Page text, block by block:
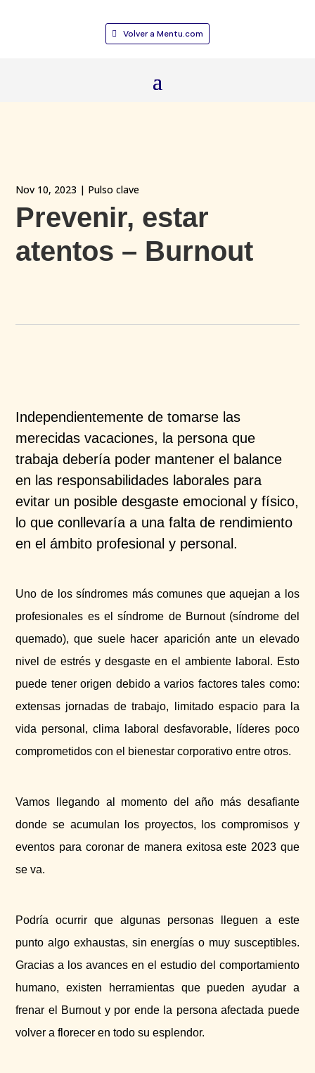
Volver a Mentu.com
Nov 10, 2023 | Pulso clave
Prevenir, estar
atentos – Burnout
Independientemente de tomarse las
merecidas vacaciones, la persona que
trabaja debería poder mantener el balance
en las responsabilidades laborales para
evitar un posible desgaste emocional y físico,
lo que conllevaría a una falta de rendimiento
en el ámbito profesional y personal.
Uno de los síndromes más comunes que aquejan a los
profesionales es el síndrome de Burnout (síndrome del
quemado), que suele hacer aparición ante un elevado
nivel de estrés y desgaste en el ambiente laboral. Esto
puede tener origen debido a varios factores tales como:
extensas jornadas de trabajo, limitado espacio para la
vida personal, clima laboral desfavorable, líderes poco
comprometidos con el bienestar corporativo entre otros.
Vamos llegando al momento del año más desafiante
donde se acumulan los proyectos, los compromisos y
eventos para coronar de manera exitosa este 2023 que
se va.
Podría ocurrir que algunas personas lleguen a este
punto algo exhaustas, sin energías o muy susceptibles.
Gracias a los avances en el estudio del comportamiento
humano, existen herramientas que pueden ayudar a
frenar el Burnout y por ende la persona afectada puede
volver a florecer en todo su esplendor.